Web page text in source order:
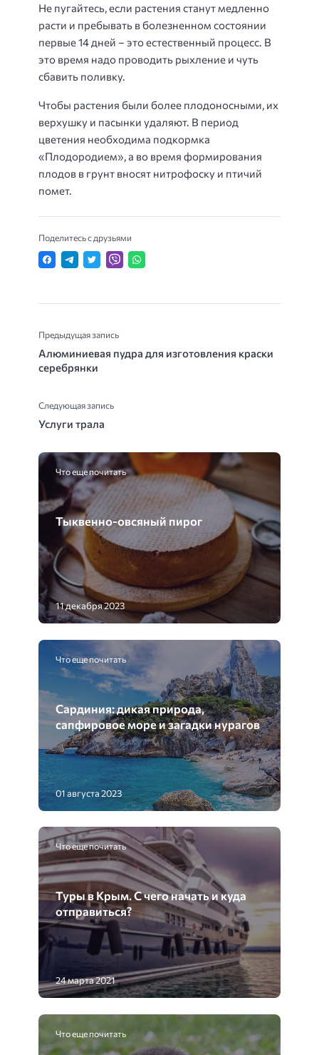
Не пугайтесь, если растения станут медленно
расти и пребывать в болезненном состоянии
первые 14 дней – это естественный процесс. В
это время надо проводить рыхление и чуть
сбавить поливку.
Чтобы растения были более плодоносными, их
верхушку и пасынки удаляют. В период
цветения необходима подкормка
«Плодородием», а во время формирования
плодов в грунт вносят нитрофоску и птичий
помет.
Поделитесь с друзьями
Предыдущая запись
Алюминиевая пудра для изготовления краски
серебрянки
Следующая запись
Услуги трала
Что еще почитать
Тыквенно-овсяный пирог
11 декабря 2023
Что еще почитать
Сардиния: дикая природа,
сапфировое море и загадки нурагов
01 августа 2023
Что еще почитать
Туры в Крым. С чего начать и куда
отправиться?
24 марта 2021
Что еще почитать